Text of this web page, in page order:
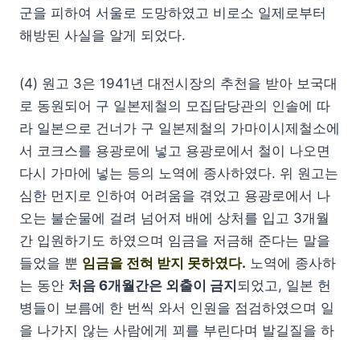
군을 피하여 서울로 도망하였고 비로소 일제로부터
해방된 사실을 알게 되었다.
(4) 원고 3은 1941년 대전시장의 추천을 받아 보국대
로 동원되어 구 일본제철의 모집담당관의 인솔에 따
라 일본으로 건너가 구 일본제철의 가마이시제철소에
서 코크스를 용광로에 넣고 용광로에서 철이 나오면
다시 가마에 넣는 등의 노역에 종사하였다. 위 원고는
심한 먼지로 인하여 어려움을 겪었고 용광로에서 나
오는 불순물에 걸려 넘어져 배에 상처를 입고 3개월
간 입원하기도 하였으며 임금을 저금해 준다는 말을
들었을 뿐 임금을 전혀 받지 못하였다. 노역에 종사하
는 동안 처음 6개월간은 외출이 금지 되었고, 일본 헌
병들이 보름에 한 번씩 와서 인원을 점검하였으며 일
을 나가지 않는 사람에게 꾀를 부린다며 발길질을 하